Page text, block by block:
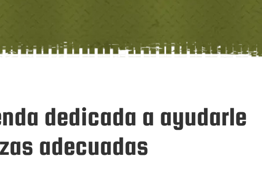
dedicada a ayudarle
adecuadas